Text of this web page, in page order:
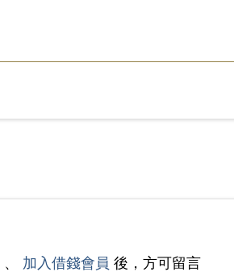
、 加入借錢會員 後，方可留言